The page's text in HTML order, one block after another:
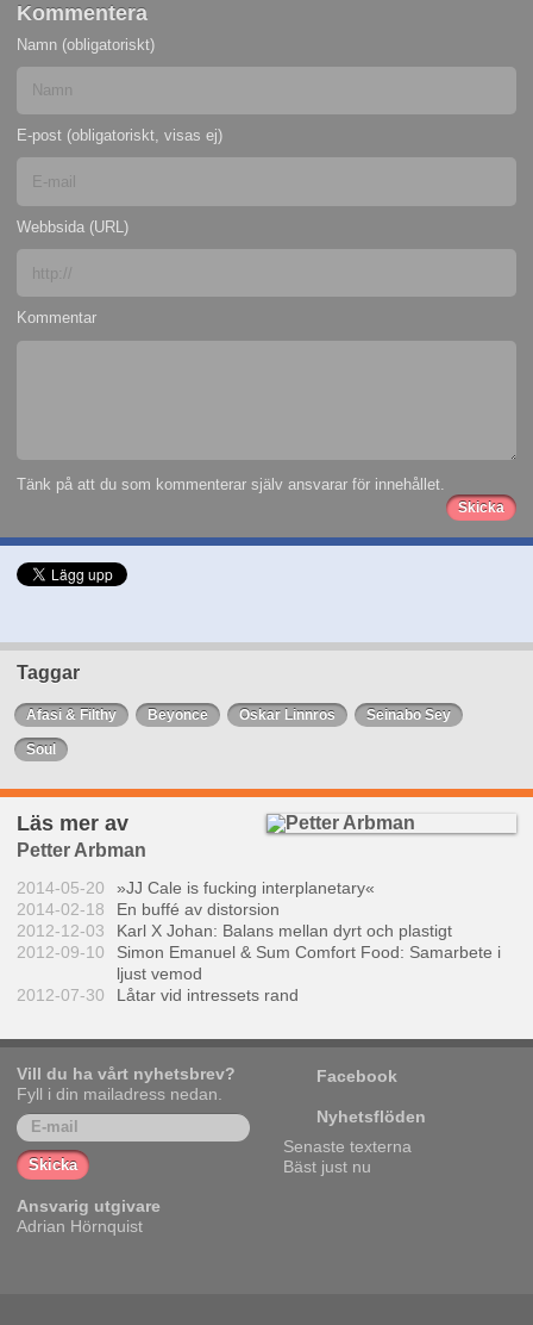
Kommentera
Namn (obligatoriskt)
E-post (obligatoriskt, visas ej)
Webbsida (URL)
Kommentar
Tänk på att du som kommenterar själv ansvarar för innehållet.
Taggar
Afasi & Filthy Beyonce Oskar Linnros Seinabo Sey
Soul
Läs mer av
Petter Arbman
2014-05-20
»JJ Cale is fucking interplanetary«
2014-02-18
En buffé av distorsion
2012-12-03
Karl X Johan: Balans mellan dyrt och plastigt
2012-09-10
Simon Emanuel & Sum Comfort Food: Samarbete i
ljust vemod
2012-07-30
Låtar vid intressets rand
Vill du ha vårt nyhetsbrev?
Fyll i din mailadress nedan.
Ansvarig utgivare
Adrian Hörnquist
Facebook
Nyhetsflöden
Senaste texterna
Bäst just nu